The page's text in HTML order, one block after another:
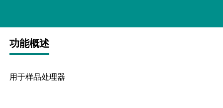
功能概述
用于样品处理器